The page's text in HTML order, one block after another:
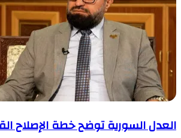
العدل السورية توضح خطة الإصلاح